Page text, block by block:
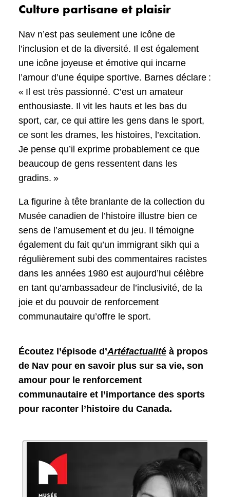
Culture partisane et plaisir
Nav n’est pas seulement une icône de
l’inclusion et de la diversité. Il est également
une icône joyeuse et émotive qui incarne
l’amour d’une équipe sportive. Barnes déclare :
« Il est très passionné. C’est un amateur
enthousiaste. Il vit les hauts et les bas du
sport, car, ce qui attire les gens dans le sport,
ce sont les drames, les histoires, l’excitation.
Je pense qu’il exprime probablement ce que
beaucoup de gens ressentent dans les
gradins. »
La figurine à tête branlante de la collection du
Musée canadien de l’histoire illustre bien ce
sens de l’amusement et du jeu. Il témoigne
également du fait qu’un immigrant sikh qui a
régulièrement subi des commentaires racistes
dans les années 1980 est aujourd’hui célèbre
en tant qu’ambassadeur de l’inclusivité, de la
joie et du pouvoir de renforcement
communautaire qu’offre le sport.
Écoutez l’épisode d’Artéfactualité à propos
de Nav pour en savoir plus sur sa vie, son
amour pour le renforcement
communautaire et l’importance des sports
pour raconter l’histoire du Canada.